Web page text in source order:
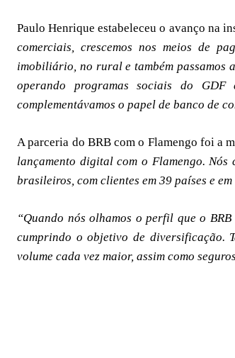
Paulo Henrique estabeleceu o avanço na
comerciais, crescemos nos meios de
imobiliário, no rural e também passamos
operando programas sociais do GDF
complementávamos o papel de banco de
A parceria do BRB com o Flamengo foi a
lançamento digital com o Flamengo. Nós
brasileiros, com clientes em 39 países e
“Quando nós olhamos o perfil que o
cumprindo o objetivo de diversificação.
volume cada vez maior, assim como